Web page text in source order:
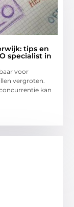
tips en
specialist in
voor
vergroten.
kan